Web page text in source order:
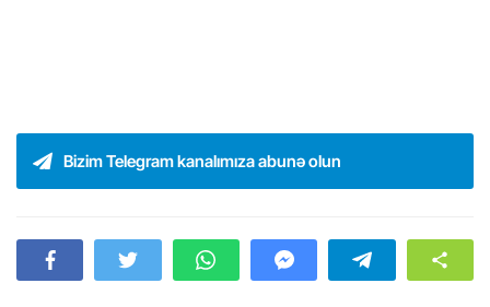
Bizim Telegram kanalımıza abunə olun